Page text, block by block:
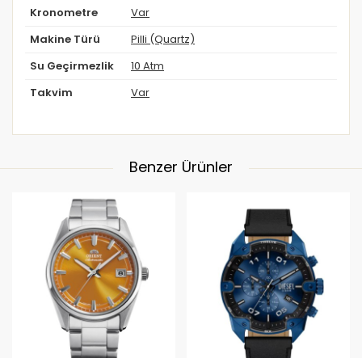
Kronometre Var
Makine Türü Pilli (Quartz)
Su Geçirmezlik 10 Atm
Takvim Var
Benzer Ürünler